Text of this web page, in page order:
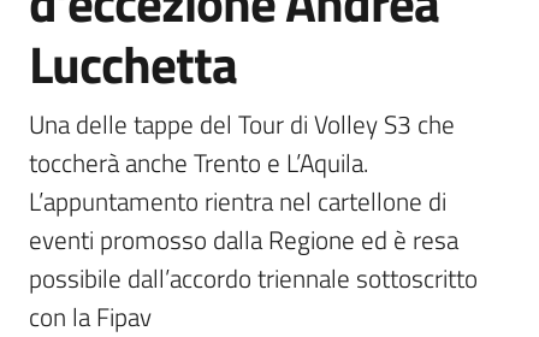
Lucchetta
Una delle tappe del Tour di Volley S3 che
toccherà anche Trento e L’Aquila.
L’appuntamento rientra nel cartellone di
eventi promosso dalla Regione ed è resa
possibile dall’accordo triennale sottoscritto
con la Fipav